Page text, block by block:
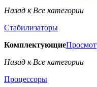
Назад к Все категории
Стабилизаторы
Комплектующие
Назад к Все категории
Процессоры